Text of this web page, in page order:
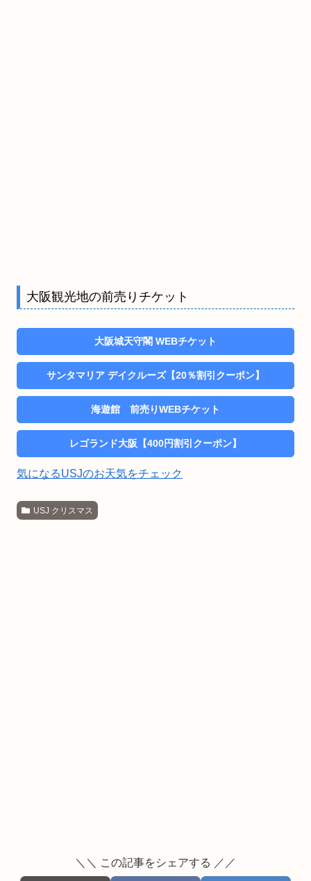
大阪観光地の前売りチケット
大阪城天守閣 WEBチケット
サンタマリア デイクルーズ【20％割引クーポン】
海遊館 前売りWEBチケット
レゴランド大阪【400円割引クーポン】
気になるUSJのお天気をチェック
USJ クリスマス
＼＼ この記事をシェアする ／／